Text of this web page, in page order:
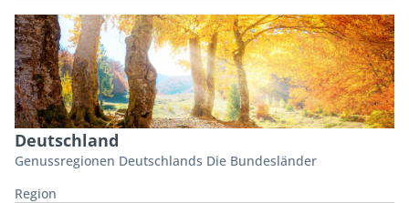
Deutschland
Genussregionen Deutschlands Die Bundesländer
Region